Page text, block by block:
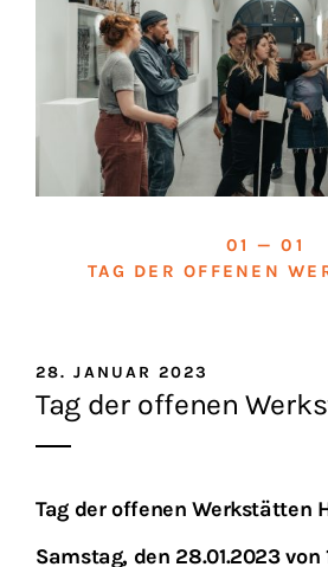
01 — 01
TAG DER OFFENEN
28. JANUAR 2023
Tag der offenen
Tag der offenen Werkstätten
Samstag, den 28.01.2023 von